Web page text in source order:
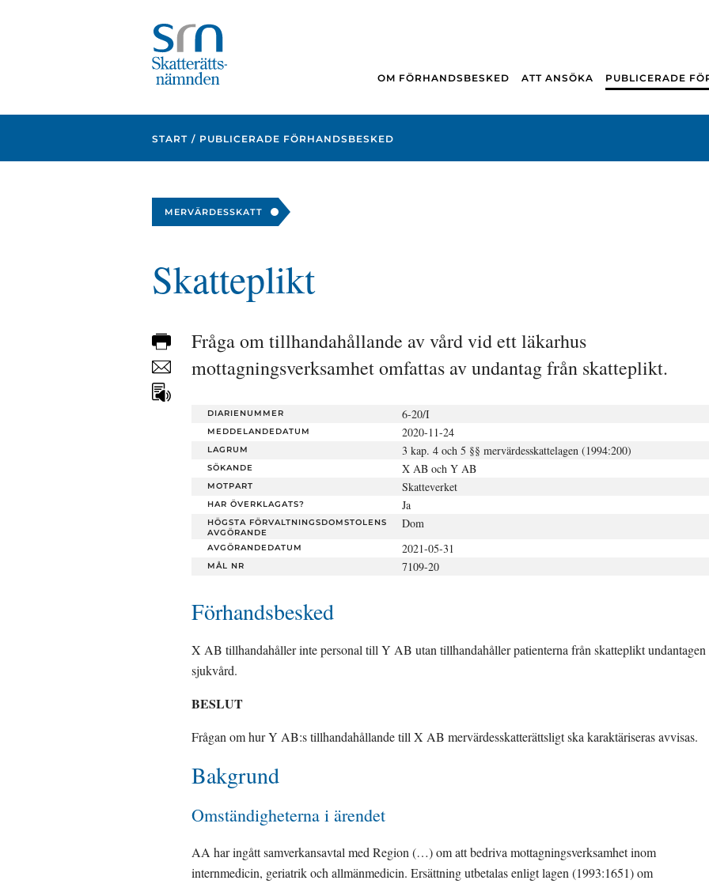
OM FÖRHANDSBESKED ATT ANSÖKA PUBLICERADE
START PUBLICERADE FÖRHANDSBESKED
MERVÄRDESSKATT
Skatteplikt
Skriv
ut
Dela
sidan
Fråga om tillhandahållande av vård vid ett läkarhus
mottagningsverksamhet omfattas av undantag från skatteplikt.
DIARIENUMMER 6-20/I
MEDDELANDEDATUM 2020-11-24
LAGRUM 3 kap. 4 och 5 §§ mervärdesskattelagen (1994:200)
SÖKANDE X AB och Y AB
MOTPART Skatteverket
HAR ÖVERKLAGATS? Ja
HÖGSTA FÖRVALTNINGSDOMSTOLENS
AVGÖRANDE
Dom
AVGÖRANDEDATUM 2021-05-31
MÅL NR 7109-20
Förhandsbesked
X AB tillhandahåller inte personal till Y AB utan tillhandahåller patienterna från skatteplikt undantagen
sjukvård.
BESLUT
Frågan om hur Y AB:s tillhandahållande till X AB mervärdesskatterättsligt ska karaktäriseras avvisas.
Bakgrund
Omständigheterna i ärendet
AA har ingått samverkansavtal med Region (…) om att bedriva mottagningsverksamhet inom
internmedicin, geriatrik och allmänmedicin. Ersättning utbetalas enligt lagen (1993:1651) om